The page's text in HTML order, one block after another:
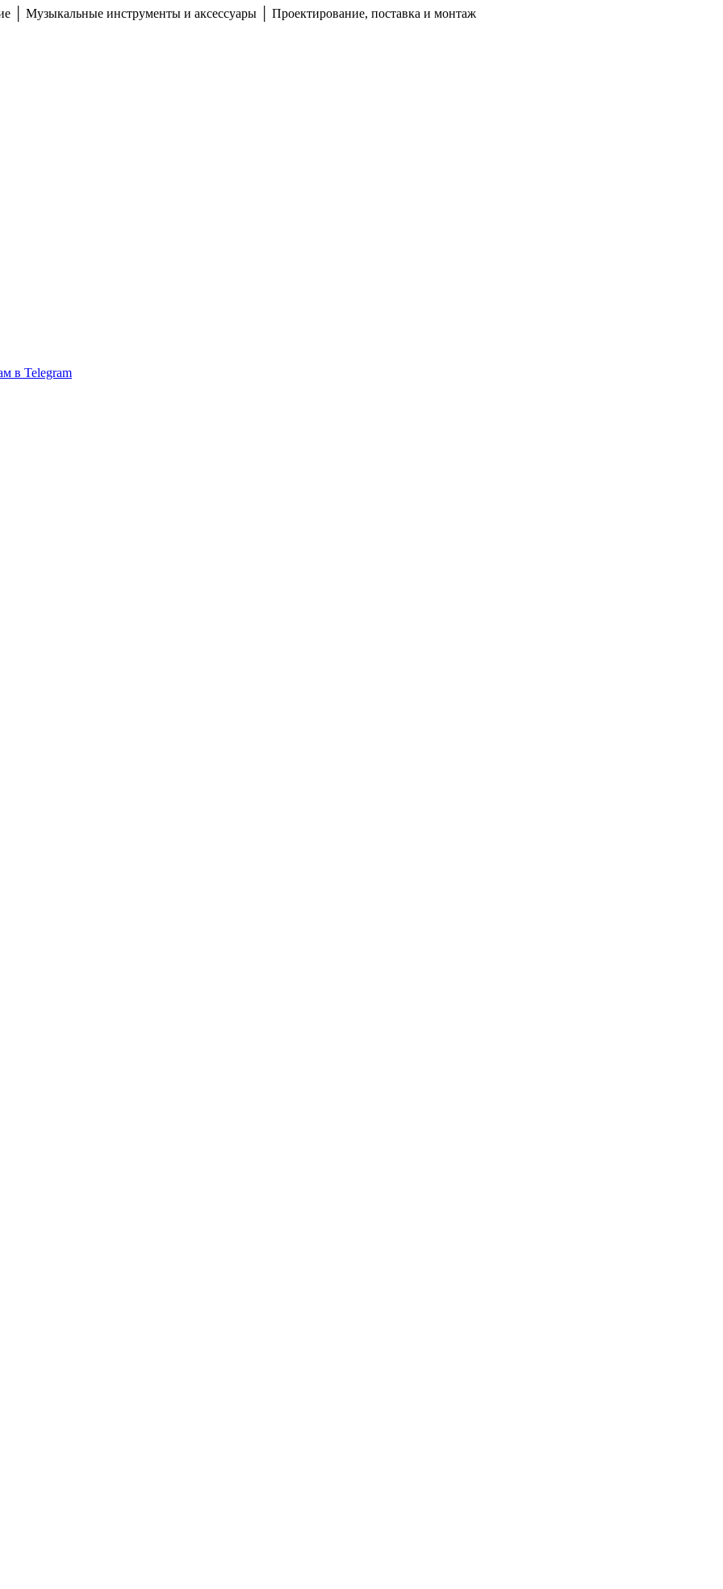
│ Музыкальные инструменты и аксессуары │ Проектирование, поставка и монтаж
в Telegram